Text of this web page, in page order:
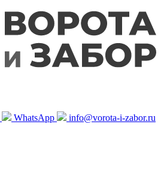
WhatsApp
info@vorota-i-zabor.ru